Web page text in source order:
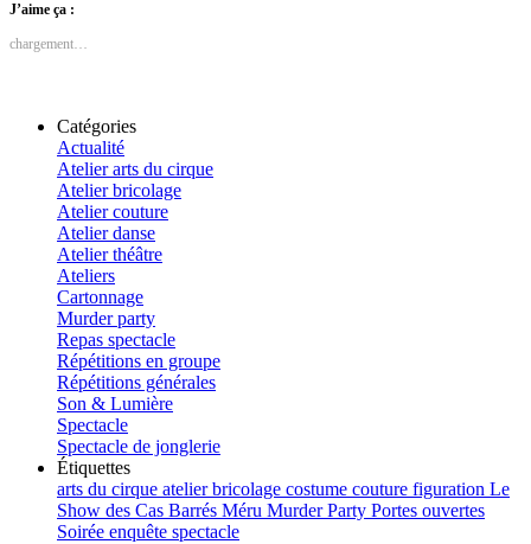
J’aime ça :
chargement…
Catégories
Actualité
Atelier arts du cirque
Atelier bricolage
Atelier couture
Atelier danse
Atelier théâtre
Ateliers
Cartonnage
Murder party
Repas spectacle
Répétitions en groupe
Répétitions générales
Son & Lumière
Spectacle
Spectacle de jonglerie
Étiquettes
arts du cirque atelierbricolage costume couture figuration Le
Show des Cas Barrés Méru Murder Party Portes ouvertes
Soirée enquête spectacle